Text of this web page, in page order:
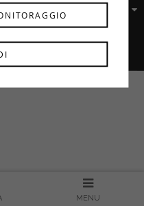
MENU
© 2021